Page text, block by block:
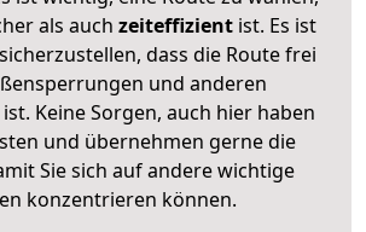
als auch zeiteffizient ist. Es ist
dass die Route frei
und anderen
Keine Sorgen, auch hier haben
und übernehmen gerne die
Sie sich auf andere wichtige
konzentrieren können.